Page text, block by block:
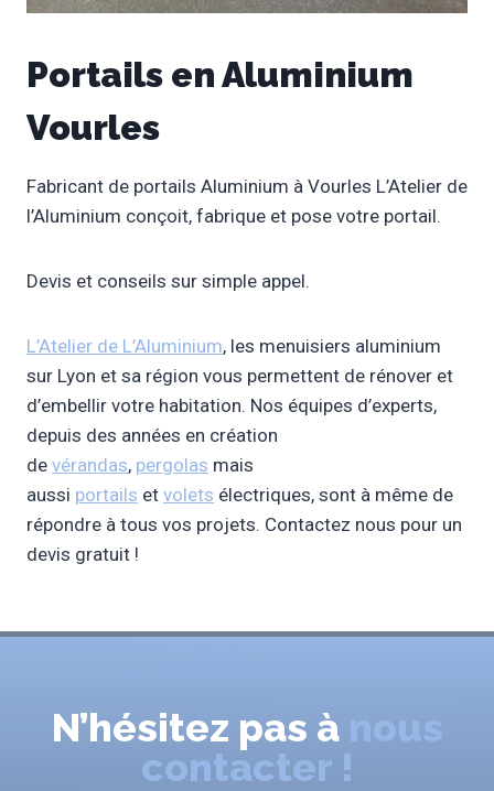
Portails en Aluminium
Vourles
Fabricant de portails Aluminium à Vourles L’Atelier de
l’Aluminium conçoit, fabrique et pose votre portail.
Devis et conseils sur simple appel.
L’Atelier de L’Aluminium, les menuisiers aluminium
sur Lyon et sa région vous permettent de rénover et
d’embellir votre habitation. Nos équipes d’experts,
depuis des années en création
de vérandas, pergolas mais
aussi portails et volets électriques, sont à même de
répondre à tous vos projets. Contactez nous pour un
devis gratuit !
N’hésitez pas à nous
contacter !